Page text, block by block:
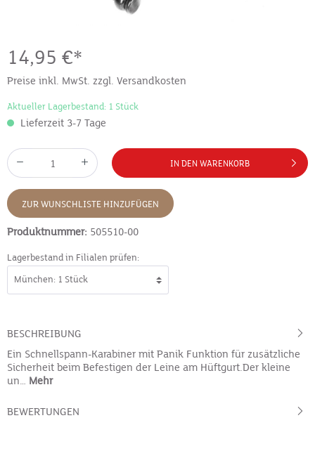
14,95 €*
Preise inkl. MwSt. zzgl. Versandkosten
Aktueller Lagerbestand: 1 Stück
Lieferzeit 3-7 Tage
IN DEN WARENKORB
ZUR WUNSCHLISTE HINZUFÜGEN
Produktnummer: 505510-00
Lagerbestand in Filialen prüfen:
BESCHREIBUNG
Ein Schnellspann-Karabiner mit Panik Funktion für zusätzliche
Sicherheit beim Befestigen der Leine am Hüftgurt.Der kleine
un… Mehr
BEWERTUNGEN